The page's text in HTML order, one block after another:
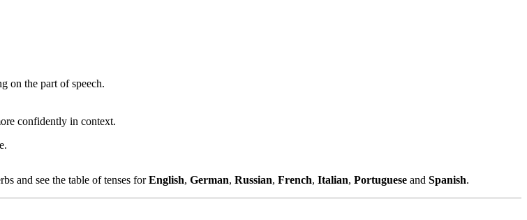
on the part of speech.
confidently in context.
and see the table of tenses forEnglish, German, Russian, French, Italian, Portuguese and Spanish.